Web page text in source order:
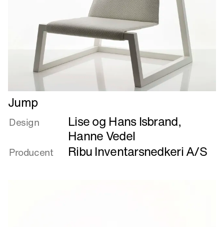
Læs
mere
om
Jump
Design Lise og Hans Isbrand,
Hanne Vedel
Producent Ribu Inventarsnedkeri A/S